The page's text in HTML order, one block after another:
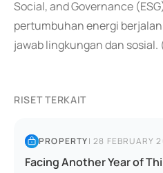
Social, and Governance
pertumbuhan energi
jawab lingkungan dan sosial.
RISET TERKAIT
PROPERTY|28 FEBRUARY
Facing Another Year of